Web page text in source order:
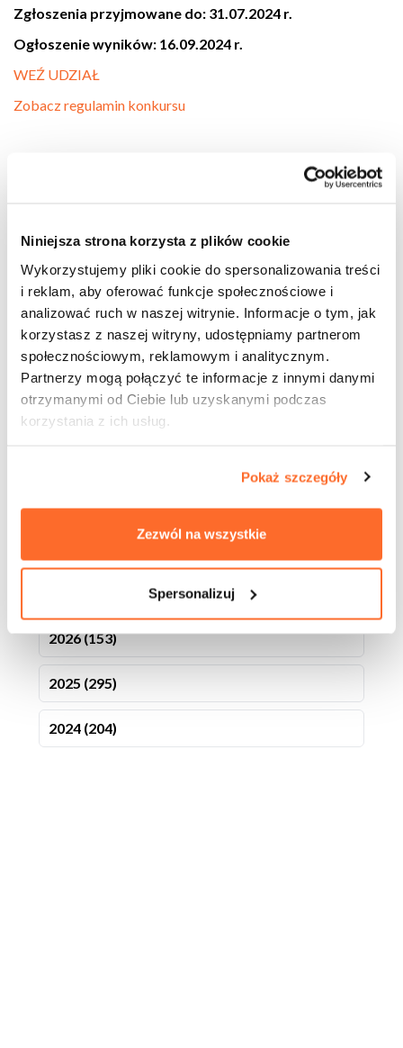
Niniejsza strona korzysta z plików cookie
Wykorzystujemy pliki cookie do spersonalizowania treści
i reklam, aby oferować funkcje społecznościowe i
analizować ruch w naszej witrynie. Informacje o tym, jak
korzystasz z naszej witryny, udostępniamy partnerom
społecznościowym, reklamowym i analitycznym.
Partnerzy mogą połączyć te informacje z innymi danymi
otrzymanymi od Ciebie lub uzyskanymi podczas
korzystania z ich usług.
Pokaż szczegóły
Zezwól na wszystkie
Spersonalizuj
Zgłoszenia przyjmowane do: 31.07.2024 r.
Ogłoszenie wyników: 16.09.2024 r.
WEŹ UDZIAŁ
Zobacz regulamin konkursu
OSTATNIE WPISY
PwC patronem studiów podyplomowych
„Człowiek i AI – Strategie Współistnienia”
Konkurs „Your Experiences Story – YES!
Erasmus+”
Konserwatora Zabytków w ATA
2026 (153)
2025 (295)
2024 (204)